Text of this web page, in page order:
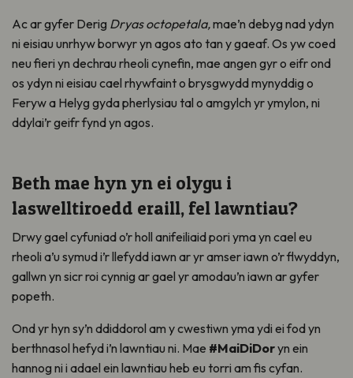
Ac ar gyfer Derig Dryas octopetala,mae’n debyg nad ydyn
ni eisiau unrhyw borwyr yn agos ato tan y gaeaf. Os yw coed
neu fieri yn dechrau rheoli cynefin, mae angen gyr o eifr ond
os ydyn ni eisiau cael rhywfaint o brysgwydd mynyddig o
Feryw a Helyg gyda pherlysiau tal o amgylch yr ymylon, ni
ddylai’r geifr fynd yn agos.
Beth mae hyn yn ei olygu i
laswelltiroedd eraill, fel lawntiau?
Drwy gael cyfuniad o’r holl anifeiliaid pori yma yn cael eu
rheoli a’u symud i’r llefydd iawn ar yr amser iawn o’r flwyddyn,
gallwn yn sicr roi cynnig ar gael yr amodau’n iawn ar gyfer
popeth.
Ond yr hyn sy’n ddiddorol am y cwestiwn yma ydi ei fod yn
berthnasol hefyd i’n lawntiau ni. Mae #MaiDiDoryn ein
hannog ni i adael ein lawntiau heb eu torri am fis cyfan.